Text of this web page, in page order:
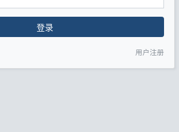
登录
用户注册